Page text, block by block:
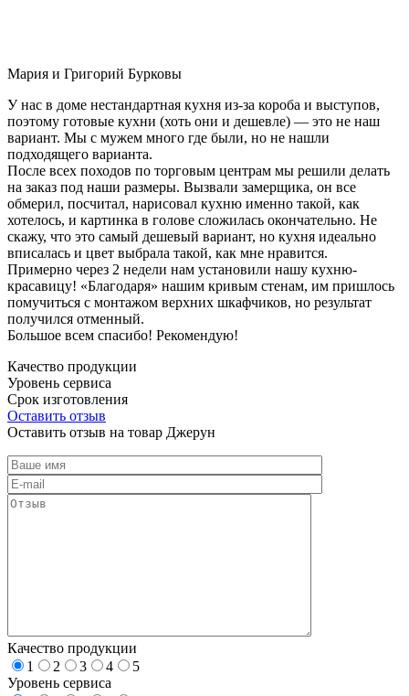
Мария и Григорий Бурковы
У нас в доме нестандартная кухня из-за короба и выступов,
поэтому готовые кухни (хоть они и дешевле) — это не наш
вариант. Мы с мужем много где были, но не нашли
подходящего варианта.
После всех походов по торговым центрам мы решили делать
на заказ под наши размеры. Вызвали замерщика, он все
обмерил, посчитал, нарисовал кухню именно такой, как
хотелось, и картинка в голове сложилась окончательно. Не
скажу, что это самый дешевый вариант, но кухня идеально
вписалась и цвет выбрала такой, как мне нравится.
Примерно через 2 недели нам установили нашу кухню-
красавицу! «Благодаря» нашим кривым стенам, им пришлось
помучиться с монтажом верхних шкафчиков, но результат
получился отменный.
Большое всем спасибо! Рекомендую!
Качество продукции
Уровень сервиса
Срок изготовления
Оставить отзыв
Оставить отзыв на товар Джерун
Качество продукции
1
2 3 4
5
Уровень сервиса